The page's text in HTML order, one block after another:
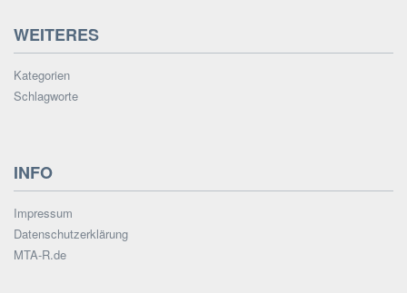
WEITERES
Kategorien
Schlagworte
INFO
Impressum
Datenschutzerklärung
MTA-R.de